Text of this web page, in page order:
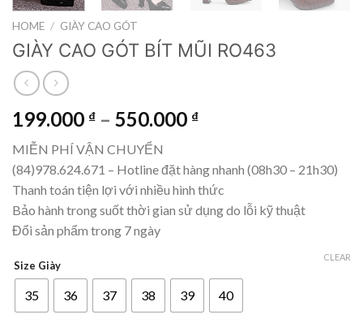
HOME / GIÀY CAO GÓT
GIÀY CAO GÓT BÍT MŨI RO463
199.000 ₫ – 550.000 ₫
MIỄN PHÍ VẬN CHUYỂN
(84)978.624.671 – Hotline đặt hàng nhanh (08h30 – 21h30)
Thanh toán tiện lợi với nhiều hình thức
Bảo hành trong suốt thời gian sử dụng do lỗi kỹ thuật
Đổi sản phẩm trong 7 ngày
Size Giày
35 36 37 38 39 40
CLEAR